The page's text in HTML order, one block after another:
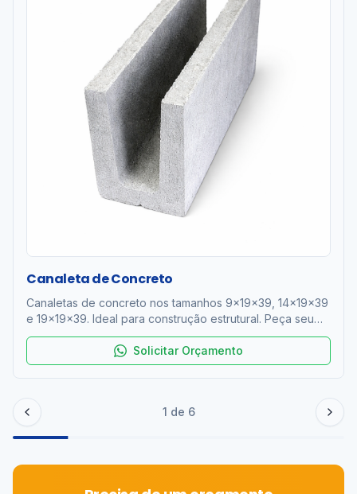
Canaleta de Concreto
Canaletas de concreto nos tamanhos 9x19x39, 14x19x39
e 19x19x39. Ideal para construção estrutural. Peça seu
orçamento!
Solicitar Orçamento
1 de 6